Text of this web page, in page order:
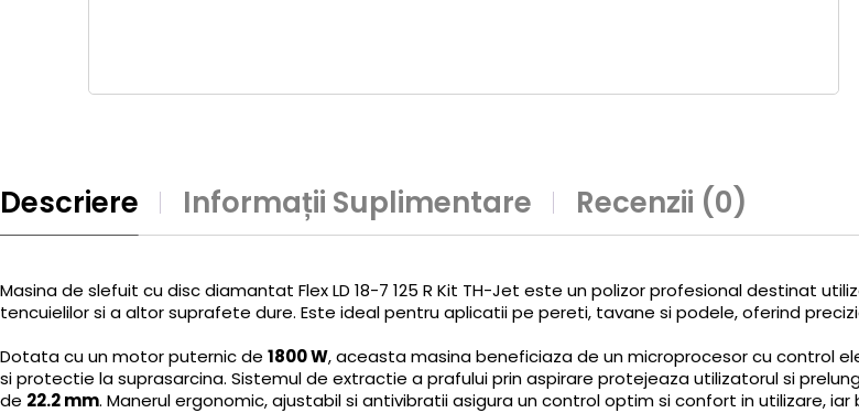
Descriere Informații Suplimentare Recenzii (0)
Masina de slefuit cu disc diamantat Flex LD 18-7 125 R Kit TH-Jet este un polizor profesional destinat
tencuielilor si a altor suprafete dure. Este ideal pentru aplicatii pe pereti, tavane si podele, oferind
Dotata cu un motor puternic de 1800 W, aceasta masina beneficiaza de un microprocesor cu control
si protectie la suprasarcina. Sistemul de extractie a prafului prin aspirare protejeaza utilizatorul si
de 22.2 mm. Manerul ergonomic, ajustabil si antivibratii asigura un control optim si confort in utilizare,